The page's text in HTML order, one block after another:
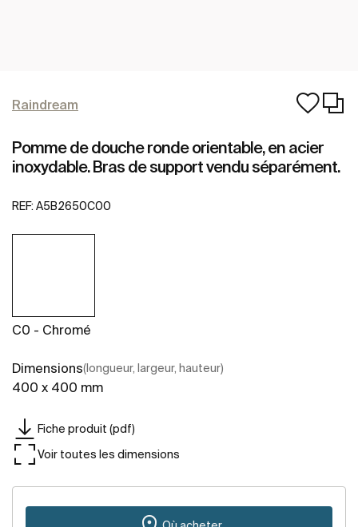
Raindream
Pomme de douche ronde orientable, en acier
inoxydable. Bras de support vendu séparément.
REF: A5B2650C00
C0 - Chromé
Dimensions(longueur, largeur, hauteur)
400 x 400 mm
Fiche produit (pdf)
Voir toutes les dimensions